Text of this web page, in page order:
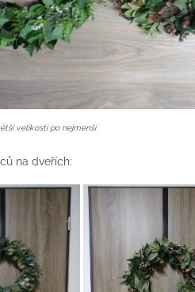
velikosti po nejmenší
na dveřích: